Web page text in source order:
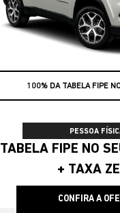
100% DA TABELA FIPE
PESSOA
TABELA FIPE NO SEU SEMINOVO
+ TAXA
CONFIRA A